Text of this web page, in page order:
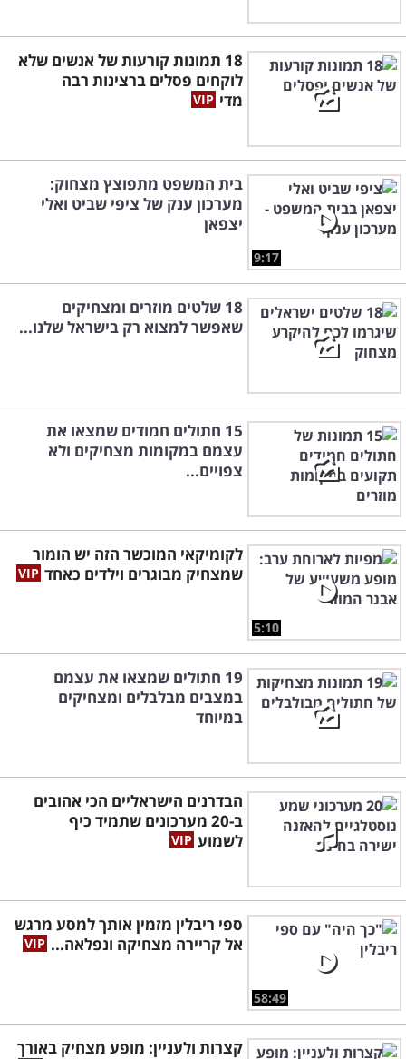
18 תמונות קורעות של אנשים שלא
לוקחים פסלים ברצינות רבה
מדי
9:17
בית המשפט מתפוצץ מצחוק:
מערכון ענק של ציפי שביט ואלי
יצפאן
18 שלטים מוזרים ומצחיקים
שאפשר למצוא רק בישראל שלנו...
15 חתולים חמודים שמצאו את
עצמם במקומות מצחיקים ולא
צפויים...
5:10
לקומיקאי המוכשר הזה יש הומור
שמצחיק מבוגרים וילדים כאחד
19 חתולים שמצאו את עצמם
במצבים מבלבלים ומצחיקים
במיוחד
הבדרנים הישראליים הכי אהובים
ב-20 מערכונים שתמיד כיף
לשמוע
58:49
ספי ריבלין מזמין אותך למסע מרגש
אל קריירה מצחיקה ונפלאה...
קצרות ולעניין: מופע מצחיק באורך